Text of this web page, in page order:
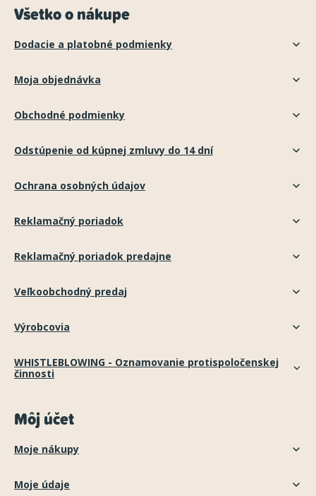
Všetko o nákupe
Dodacie a platobné podmienky
Moja objednávka
Obchodné podmienky
Odstúpenie od kúpnej zmluvy do 14 dní
Ochrana osobných údajov
Reklamačný poriadok
Reklamačný poriadok predajne
Veľkoobchodný predaj
Výrobcovia
WHISTLEBLOWING - Oznamovanie protispoločenskej
činnosti
Môj účet
Moje nákupy
Moje údaje